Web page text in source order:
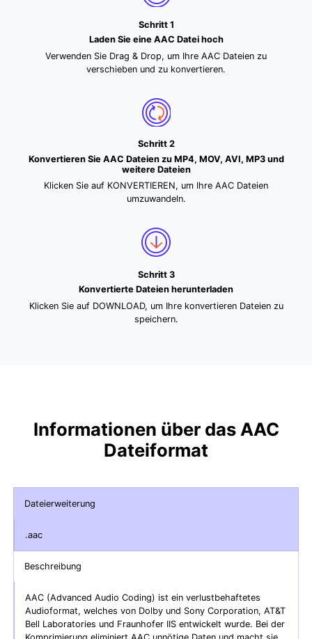
Schritt 1
Laden Sie eine AAC Datei hoch
Verwenden Sie Drag & Drop, um Ihre AAC Dateien zu
verschieben und zu konvertieren.
Schritt 2
Konvertieren Sie AAC Dateien zu MP4, MOV, AVI, MP3 und
weitere Dateien
Klicken Sie auf KONVERTIEREN, um Ihre AAC Dateien
umzuwandeln.
Schritt 3
Konvertierte Dateien herunterladen
Klicken Sie auf DOWNLOAD, um Ihre konvertieren Dateien zu
speichern.
Informationen über das AAC
Dateiformat
Dateierweiterung
.aac
Beschreibung
AAC (Advanced Audio Coding) ist ein verlustbehaftetes
Audioformat, welches von Dolby und Sony Corporation, AT&T
Bell Laboratories und Fraunhofer IIS entwickelt wurde. Bei der